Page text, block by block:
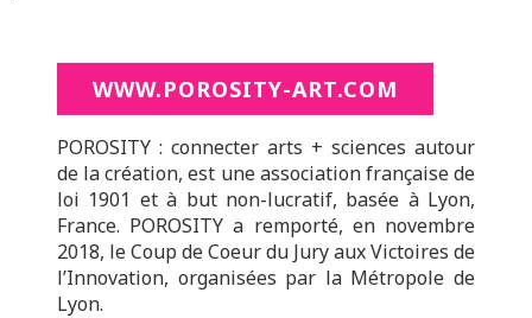
WWW.POROSITY-ART.COM
POROSITY : connecter arts + sciences autour
de la création, est une association française de
loi 1901 et à but non-lucratif, basée à Lyon,
France. POROSITY a remporté, en novembre
2018, le Coup de Coeur du Jury aux Victoires de
l’Innovation, organisées par la Métropole de
Lyon.